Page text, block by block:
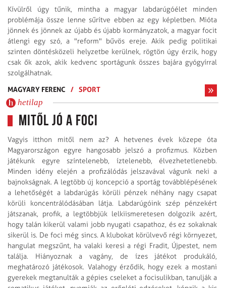
Kívülről úgy tűnik, mintha a magyar labdarúgóélet minden
problémája össze lenne sűrítve ebben az egy képletben. Mióta
jönnek és jönnek az újabb és újabb kormányzatok, a magyar focit
átlengi egy szó, a "reform" bűvös ereje. Akik pedig politikai
szinten döntésközeli helyzetbe kerülnek, rögtön úgy érzik, hogy
csak ők azok, akik kedvenc sportágunk összes bajára gyógyírral
szolgálhatnak.
MAGYARY FERENC
/ SPORT
hetilap
Mitől jó a foci
Vagyis itthon mitől nem az? A hetvenes évek közepe óta
Magyarországon egyre hangosabb jelszó a profizmus. Közben
játékunk egyre színtelenebb, íztelenebb, élvezhetetlenebb.
Minden idény elején a profizálódás jelszavával vágunk neki a
bajnokságnak. A legtöbb új koncepció a sportág továbblépésének
a lehetőségét a labdarúgás körüli pénzek néhány nagy csapat
körüli koncentrálódásában látja. Labdarúgóink szép pénzekért
játszanak, profik, a legtöbbjük lelkiismeretesen dolgozik azért,
hogy talán kikerül valami jobb nyugati csapathoz, és ez sokaknak
sikerül is. De foci még sincs. A klubokat körülvevő régi környezet,
hangulat megszűnt, ha valaki keresi a régi Fradit, Újpestet, nem
találja. Hiányoznak a vagány, de ízes játékot produkáló,
meghatározó játékosok. Valahogy érződik, hogy ezek a mostani
gyerekek megtanulták a gépies cseleket a focisulikban, tanulják a